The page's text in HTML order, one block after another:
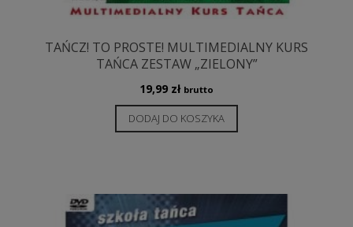
TAŃCZ! TO PROSTE! MULTIMEDIALNY KURS
TAŃCA ZESTAW „ZIELONY”
19,99 zł brutto
DODAJ DO KOSZYKA